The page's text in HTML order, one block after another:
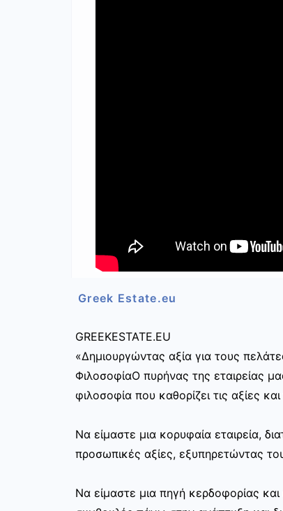
Greek Estate.eu
GREEKESTATE.EU
«Δημιουργώντας αξία για τους
ΦιλοσοφίαΟ πυρήνας της εταιρείας
φιλοσοφία που καθορίζει τις αξίες
Να είμαστε μια κορυφαία εταιρεία,
προσωπικές αξίες, εξυπηρετώντας
Να είμαστε μια πηγή κερδοφορίας